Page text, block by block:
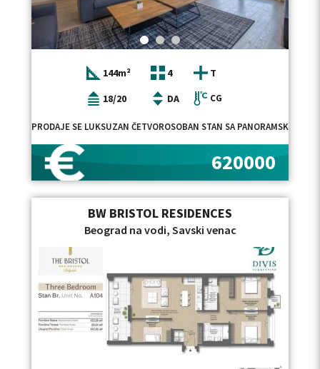
144m² 4
T
18/20
DA CG
PRODAJE SE LUKSUZAN ČETVOROSOBAN STAN SA PANORAMSKIM
620000
BW BRISTOL RESIDENCES
Beograd na vodi, Savski venac